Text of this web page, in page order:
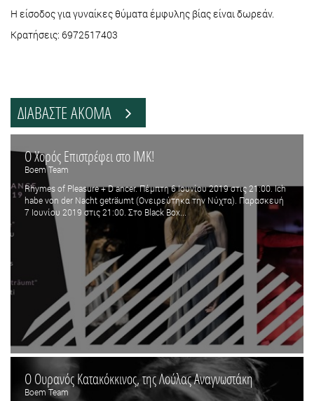
Η είσοδος για γυναίκες θύματα έμφυλης βίας είναι δωρεάν.
Κρατήσεις: 6972517403
ΔΙΑΒΑΣΤΕ ΑΚΟΜΑ
Ο Χορός Επιστρέφει στο ΙΜΚ!
Boem Team
Rhymes of Pleasure + D ancer. Πέμπτη 6 Ιουνίου 2019 στις 21:00. Ich
habe von der Nacht geträumt (Ονειρεύτηκα την Νύχτα). Παρασκευή
7 Ιουνίου 2019 στις 21:00. Στο Black Box...
Ο Ουρανός Κατακόκκινος, της Λούλας Αναγνωστάκη
Boem Team